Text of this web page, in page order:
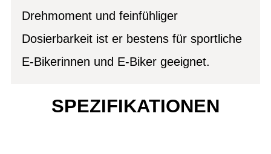
Drehmoment und feinfühliger
Dosierbarkeit ist er bestens für sportliche
E-Bikerinnen und E-Biker geeignet.
SPEZIFIKATIONEN